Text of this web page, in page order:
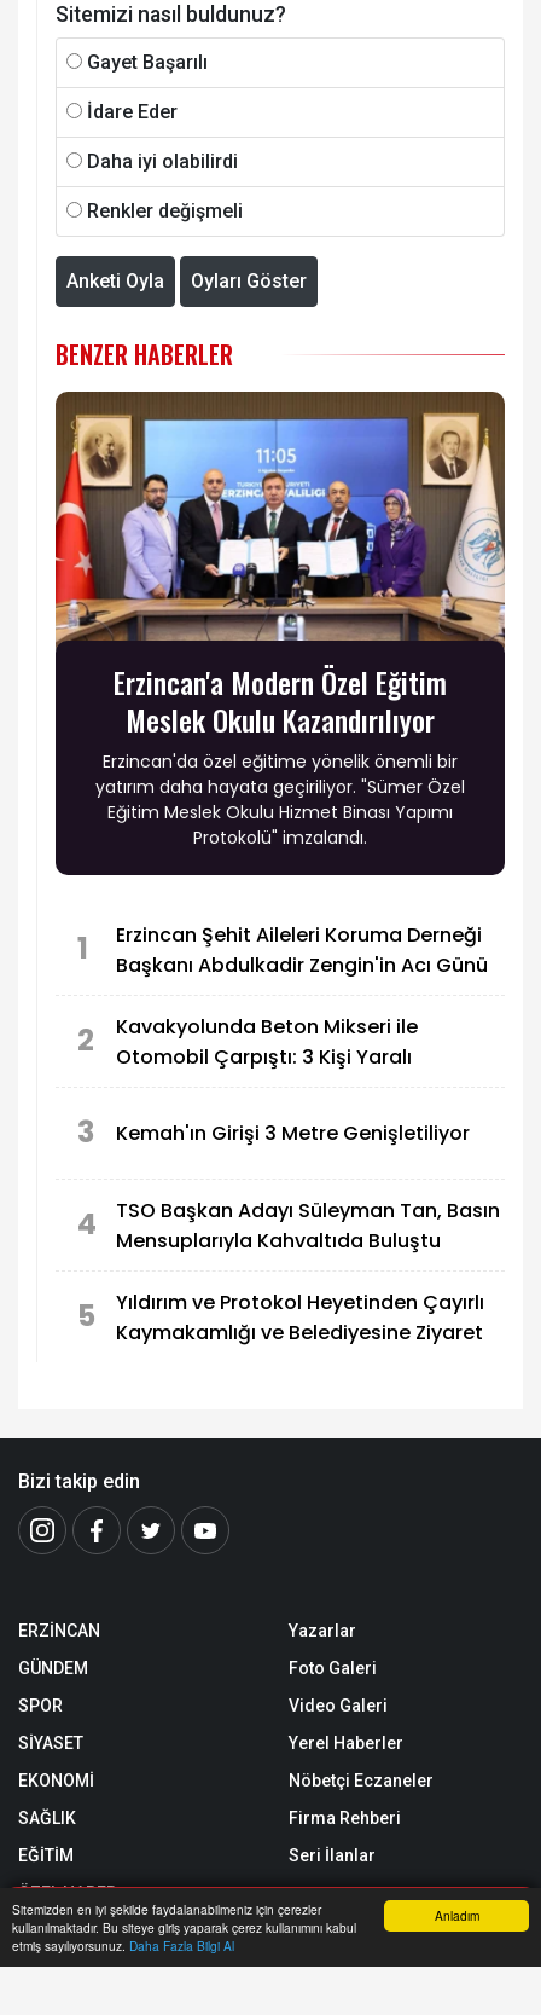
Anladım
Sitemizden en iyi şekilde faydalanabilmeniz için çerezler
kullanılmaktadır. Bu siteye giriş yaparak çerez kullanımını kabul
etmiş sayılıyorsunuz. Daha Fazla Bilgi Al
Sitemizi nasıl buldunuz?
Gayet Başarılı
İdare Eder
Daha iyi olabilirdi
Renkler değişmeli
Anketi Oyla Oyları Göster
BENZER HABERLER
Erzincan'a Modern Özel Eğitim
Meslek Okulu Kazandırılıyor
Erzincan'da özel eğitime yönelik önemli bir
yatırım daha hayata geçiriliyor. "Sümer Özel
Eğitim Meslek Okulu Hizmet Binası Yapımı
Protokolü" imzalandı.
1
Erzincan Şehit Aileleri Koruma Derneği
Başkanı Abdulkadir Zengin'in Acı Günü
2
Kavakyolunda Beton Mikseri ile
Otomobil Çarpıştı: 3 Kişi Yaralı
3 Kemah'ın Girişi 3 Metre Genişletiliyor
4
TSO Başkan Adayı Süleyman Tan, Basın
Mensuplarıyla Kahvaltıda Buluştu
5
Yıldırım ve Protokol Heyetinden Çayırlı
Kaymakamlığı ve Belediyesine Ziyaret
Bizi takip edin
ERZİNCAN
GÜNDEM
SPOR
SİYASET
EKONOMİ
SAĞLIK
EĞİTİM
ÖZEL HABER
SİZİNLE BAŞBAŞA
Yazarlar
Foto Galeri
Video Galeri
Yerel Haberler
Nöbetçi Eczaneler
Firma Rehberi
Seri İlanlar
Anasayfa Yazarlar Haber Ara İhbar Hattı Menu